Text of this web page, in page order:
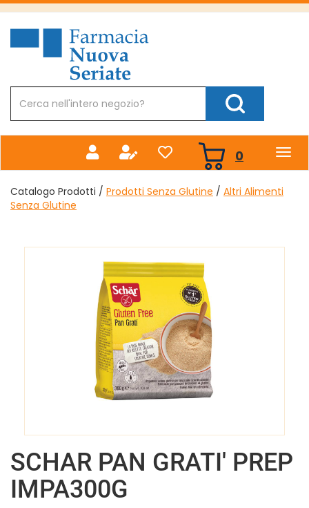
Passa
principale
Farmacia
Nuova
Prodotto
Cerca Prodotto
0 prodotti
inseriti
Catalogo Prodotti / Prodotti Senza Glutine / Altri Alimenti
Senza Glutine
SCHAR PAN GRATI' PREP
IMPA300G